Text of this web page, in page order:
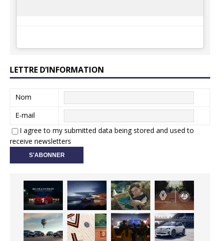
LETTRE D’INFORMATION
Nom
E-mail
I agree to my submitted data being stored and used to
receive newsletters